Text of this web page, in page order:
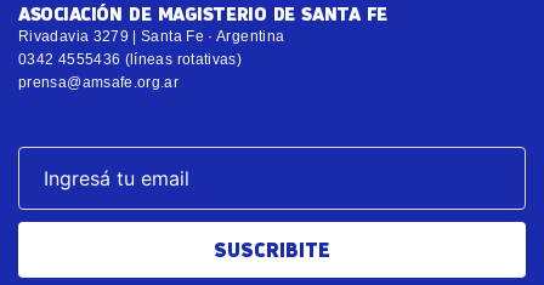
ASOCIACIÓN DE MAGISTERIO DE SANTA FE
Rivadavia 3279 | Santa Fe · Argentina
0342 4555436 (líneas rotativas)
prensa@amsafe.org.ar
SUSCRIBITE